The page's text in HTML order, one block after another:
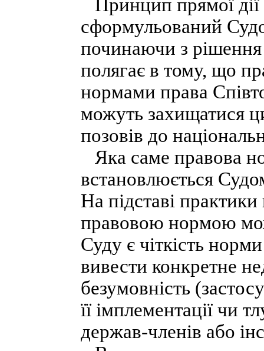
Принцип прямої дії
сформульований
починаючи з рішення
полягає в тому, що
нормами права
можуть захищатися
позовів до
Яка саме правова
встановлюється
На підставі
правовою нормою
Суду є чіткість
вивести конкретне
безумовність
її імплементації чи
держав-членів або